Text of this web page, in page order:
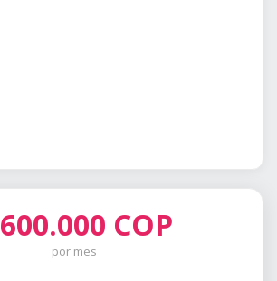
600.000 COP
por mes